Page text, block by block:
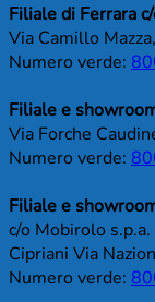
Filiale di Ferrara
Via Camillo
Numero verde:
Filiale e
Via Forche
Numero verde:
Filiale e
c/o Mobirolo
Cipriani Via
Numero verde: